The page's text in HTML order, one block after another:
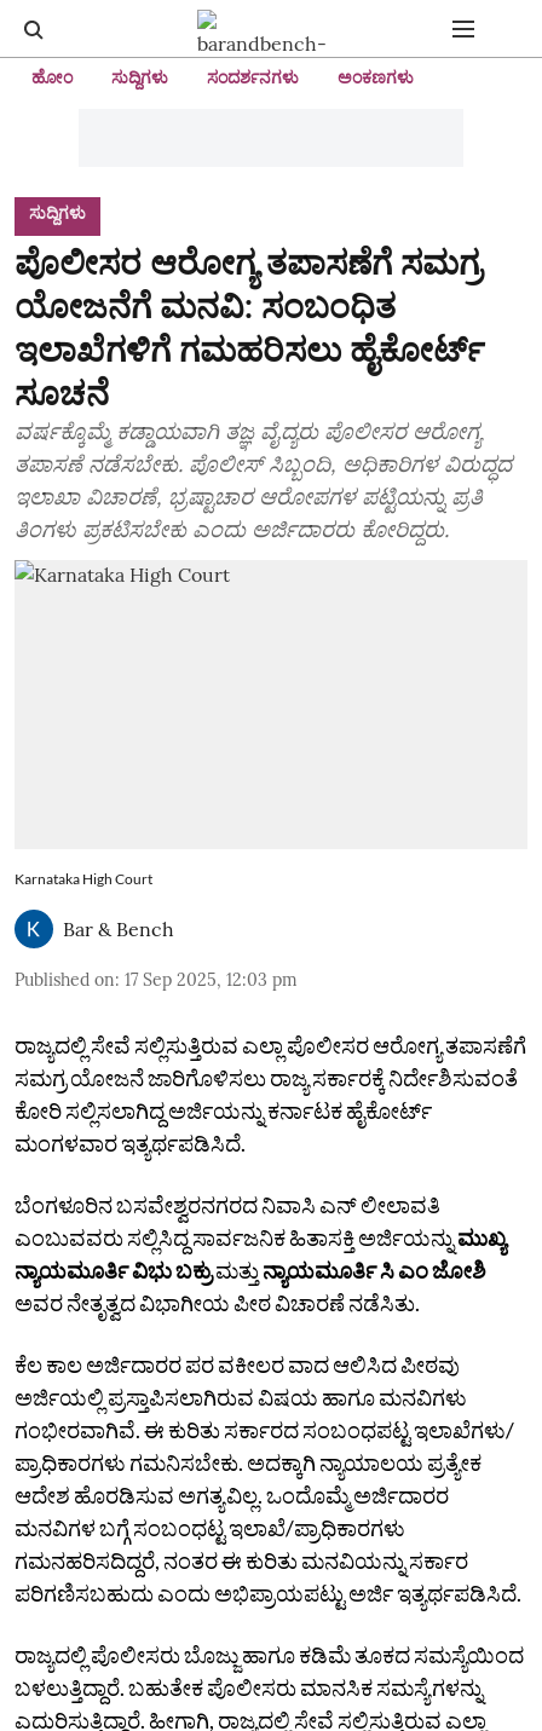
ಹೋಂ ಸುದ್ದಿಗಳು ಸಂದರ್ಶನಗಳು ಅಂಕಣಗಳು
ಸುದ್ದಿಗಳು
ಪೊಲೀಸರ ಆರೋಗ್ಯ ತಪಾಸಣೆಗೆ ಸಮಗ್ರ
ಯೋಜನೆಗೆ ಮನವಿ: ಸಂಬಂಧಿತ
ಇಲಾಖೆಗಳಿಗೆ ಗಮಹರಿಸಲು ಹೈಕೋರ್ಟ್‌
ಸೂಚನೆ
ವರ್ಷಕ್ಕೊಮ್ಮೆ ಕಡ್ಡಾಯವಾಗಿ ತಜ್ಞ ವೈದ್ಯರು ಪೊಲೀಸರ ಆರೋಗ್ಯ
ತಪಾಸಣೆ ನಡೆಸಬೇಕು. ಪೊಲೀಸ್ ಸಿಬ್ಬಂದಿ, ಅಧಿಕಾರಿಗಳ ವಿರುದ್ಧದ
ಇಲಾಖಾ ವಿಚಾರಣೆ, ಭ್ರಷ್ಟಾಚಾರ ಆರೋಪಗಳ ಪಟ್ಟಿಯನ್ನು ಪ್ರತಿ
ತಿಂಗಳು ಪ್ರಕಟಿಸಬೇಕು ಎಂದು ಅರ್ಜಿದಾರರು ಕೋರಿದ್ದರು.
Karnataka High Court
Bar & Bench
Published on: 17 Sep 2025, 12:03 pm
ರಾಜ್ಯದಲ್ಲಿ ಸೇವೆ ಸಲ್ಲಿಸುತ್ತಿರುವ ಎಲ್ಲಾ ಪೊಲೀಸರ ಆರೋಗ್ಯ ತಪಾಸಣೆಗೆ
ಸಮಗ್ರ ಯೋಜನೆ ಜಾರಿಗೊಳಿಸಲು ರಾಜ್ಯ ಸರ್ಕಾರಕ್ಕೆ ನಿರ್ದೇಶಿಸುವಂತೆ
ಕೋರಿ ಸಲ್ಲಿಸಲಾಗಿದ್ದ ಅರ್ಜಿಯನ್ನು ಕರ್ನಾಟಕ ಹೈಕೋರ್ಟ್‌
ಮಂಗಳವಾರ ಇತ್ಯರ್ಥಪಡಿಸಿದೆ.
ಬೆಂಗಳೂರಿನ ಬಸವೇಶ್ವರನಗರದ ನಿವಾಸಿ ಎನ್‌ ಲೀಲಾವತಿ
ಎಂಬುವವರು ಸಲ್ಲಿಸಿದ್ದ ಸಾರ್ವಜನಿಕ ಹಿತಾಸಕ್ತಿ ಅರ್ಜಿಯನ್ನುಮುಖ್ಯ
ನ್ಯಾಯಮೂರ್ತಿ ವಿಭು ಬಕ್ರುಮತ್ತು ನ್ಯಾಯಮೂರ್ತಿ ಸಿ ಎಂ ಜೋಶಿ
ಅವರ ನೇತೃತ್ವದ ವಿಭಾಗೀಯ ಪೀಠ ವಿಚಾರಣೆ ನಡೆಸಿತು.
ಕೆಲ ಕಾಲ ಅರ್ಜಿದಾರರ ಪರ ವಕೀಲರ ವಾದ ಆಲಿಸಿದ ಪೀಠವು
ಅರ್ಜಿಯಲ್ಲಿ ಪ್ರಸ್ತಾಪಿಸಲಾಗಿರುವ ವಿಷಯ ಹಾಗೂ ಮನವಿಗಳು
ಗಂಭೀರವಾಗಿವೆ. ಈ ಕುರಿತು ಸರ್ಕಾರದ ಸಂಬಂಧಪಟ್ಟ ಇಲಾಖೆಗಳು/
ಪ್ರಾಧಿಕಾರಗಳು ಗಮನಿಸಬೇಕು. ಅದಕ್ಕಾಗಿ ನ್ಯಾಯಾಲಯ ಪ್ರತ್ಯೇಕ
ಆದೇಶ ಹೊರಡಿಸುವ ಅಗತ್ಯವಿಲ್ಲ. ಒಂದೊಮ್ಮೆ ಅರ್ಜಿದಾರರ
ಮನವಿಗಳ ಬಗ್ಗೆ ಸಂಬಂಧಟ್ಟ ಇಲಾಖೆ/ಪ್ರಾಧಿಕಾರಗಳು
ಗಮನಹರಿಸದಿದ್ದರೆ, ನಂತರ ಈ ಕುರಿತು ಮನವಿಯನ್ನು ಸರ್ಕಾರ
ಪರಿಗಣಿಸಬಹುದು ಎಂದು ಅಭಿಪ್ರಾಯಪಟ್ಟು ಅರ್ಜಿ ಇತ್ಯರ್ಥಪಡಿಸಿದೆ.
ರಾಜ್ಯದಲ್ಲಿ ಪೊಲೀಸರು ಬೊಜ್ಜು ಹಾಗೂ ಕಡಿಮೆ ತೂಕದ ಸಮಸ್ಯೆಯಿಂದ
ಬಳಲುತ್ತಿದ್ದಾರೆ. ಬಹುತೇಕ ಪೊಲೀಸರು ಮಾನಸಿಕ ಸಮಸ್ಯೆಗಳನ್ನು
ಎದುರಿಸುತ್ತಿದ್ದಾರೆ. ಹೀಗಾಗಿ, ರಾಜ್ಯದಲ್ಲಿ ಸೇವೆ ಸಲ್ಲಿಸುತ್ತಿರುವ ಎಲ್ಲಾ